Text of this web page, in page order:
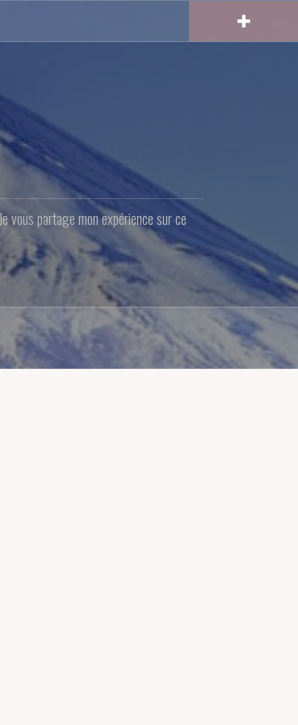
vous partage mon expérience sur ce